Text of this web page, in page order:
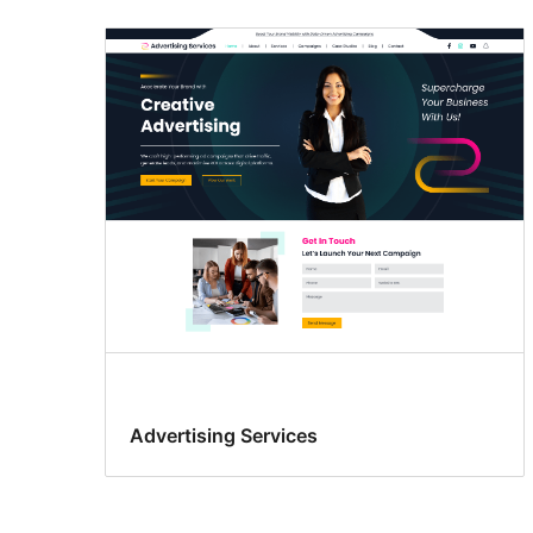
Fotografija
Advertising Services